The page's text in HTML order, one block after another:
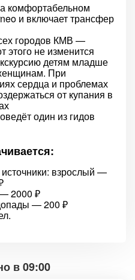
комфортабельном
и включает трансфер
городов КМВ —
этого не изменится
детям младше
При
сердца и проблемах
от купания в
один из гидов
взрослый —
2000 ₽
— 200 ₽
в 09:00